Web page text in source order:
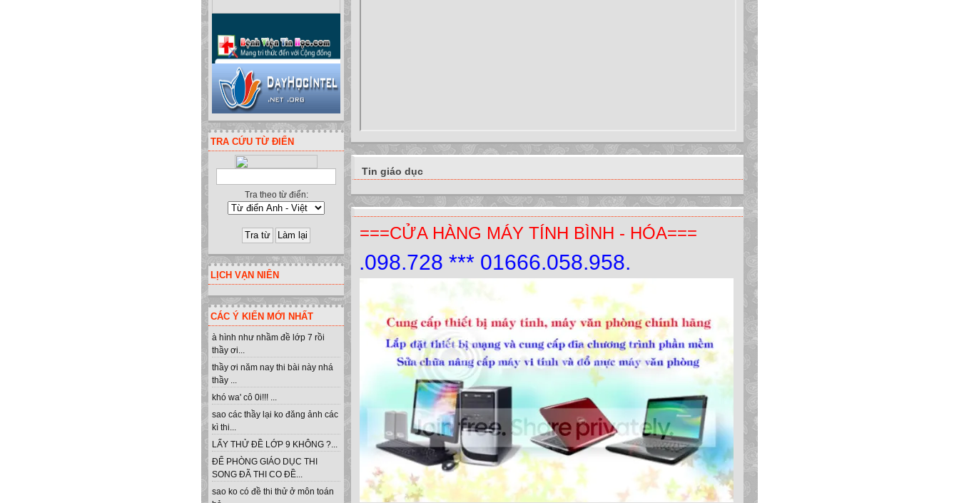
TRA CỨU TỪ ĐIỂN
Tra theo từ điển:
LỊCH VẠN NIÊN
CÁC Ý KIẾN MỚI NHẤT
à hình như nhầm đề lớp 7 rồi
thầy ơi...
thầy ơi năm nay thi bài này nhá
thầy ...
khó wa' cô 0i!!! ...
sao các thầy lại ko đăng ảnh các
kì thi...
LẤY THỬ ĐỀ LỚP 9 KHÔNG ?...
ĐỂ PHÒNG GIÁO DỤC THI
SONG ĐÃ THI CO ĐỀ...
sao ko có đề thi thử ở môn toán
Tin giáo dục
===CỬA HÀNG MÁY TÍNH BÌNH - HÓA===
Yên Minh - Hà Giang. ĐT:0949.098.728 *** 01666.058.958.